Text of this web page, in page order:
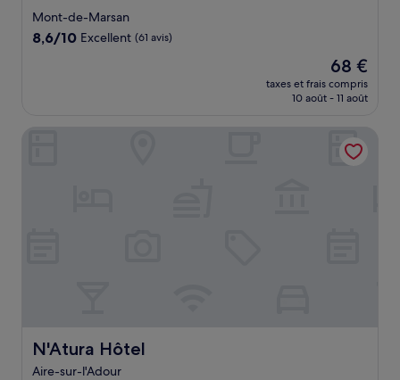
3.0 étoiles
Mont-de-Marsan
8.6
8,6/10 Excellent (61 avis)
Le
nouveau
prix
de
68 €
68 €
taxes et frais compris
10 août - 11 août
N'Atura Hôtel
N'Atura Hôtel
Aire-sur-l'Adour